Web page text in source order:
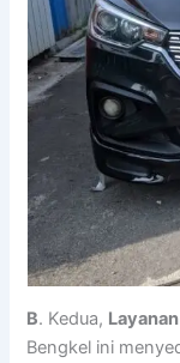
B. Kedua,
Bengkel ini